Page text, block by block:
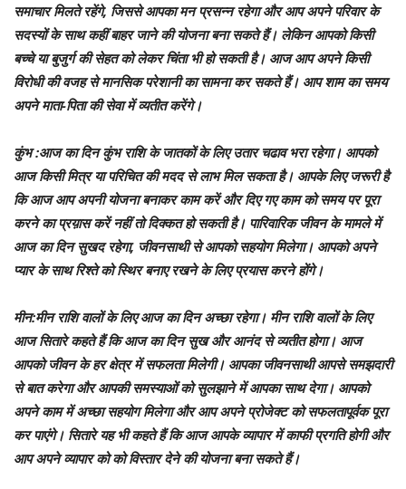
समाचार मिलते रहेंगे, जिससे आपका मन प्रसन्न रहेगा और आप अपने परिवार के
सदस्यों के साथ कहीं बाहर जाने की योजना बना सकते हैं। लेकिन आपको किसी
बच्चे या बुजुर्ग की सेहत को लेकर चिंता भी हो सकती है। आज आप अपने किसी
विरोधी की वजह से मानसिक परेशानी का सामना कर सकते हैं। आप शाम का समय
अपने माता-पिता की सेवा में व्यतीत करेंगे।
कुंभ:आज का दिन कुंभ राशि के जातकों के लिए उतार चढाव भरा रहेगा। आपको
आज किसी मित्र या परिचित की मदद से लाभ मिल सकता है। आपके लिए जरूरी है
कि आज आप अपनी योजना बनाकर काम करें और दिए गए काम को समय पर पूरा
करने का प्रय़ास करें नहीं तो दिक्कत हो सकती है। पारिवारिक जीवन के मामले में
आज का दिन सुखद रहेगा, जीवनसाथी से आपको सहयोग मिलेगा। आपको अपने
प्यार के साथ रिश्ते को स्थिर बनाए रखने के लिए प्रयास करने होंगे।
मीन:मीन राशि वालों के लिए आज का दिन अच्छा रहेगा। मीन राशि वालों के लिए
आज सितारे कहते हैं कि आज का दिन सुख और आनंद से व्यतीत होगा। आज
आपको जीवन के हर क्षेत्र में सफलता मिलेगी। आपका जीवनसाथी आपसे समझदारी
से बात करेगा और आपकी समस्याओं को सुलझाने में आपका साथ देगा। आपको
अपने काम में अच्छा सहयोग मिलेगा और आप अपने प्रोजेक्ट को सफलतापूर्वक पूरा
कर पाएंगे। सितारे यह भी कहते हैं कि आज आपके व्यापार में काफी प्रगति होगी और
आप अपने व्यापार को को विस्तार देने की योजना बना सकते हैं।